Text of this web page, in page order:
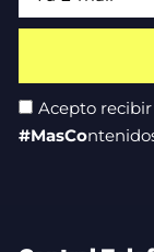
Acepto
#MasCo